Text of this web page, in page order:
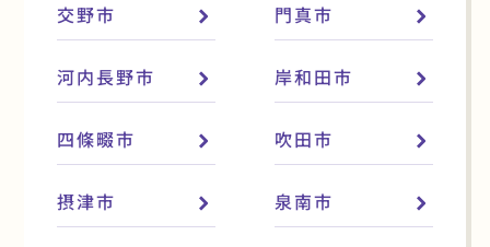
交野市 門真市
河内長野市 岸和田市
四條畷市 吹田市
摂津市 泉南市